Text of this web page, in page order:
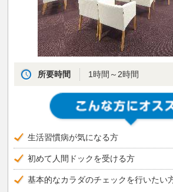
所要時間 1時間～2時間
生活習慣病が気になる方
初めて人間ドックを受ける方
基本的なカラダのチェックを行いたい